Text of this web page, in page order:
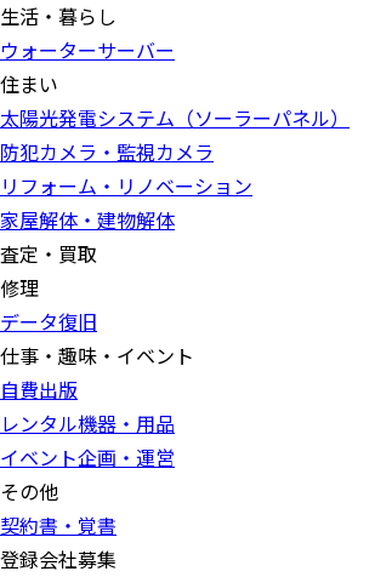
生活・暮らし
ウォーターサーバー
住まい
太陽光発電システム（ソーラーパネル）
防犯カメラ・監視カメラ
リフォーム・リノベーション
家屋解体・建物解体
査定・買取
修理
データ復旧
仕事・趣味・イベント
自費出版
レンタル機器・用品
イベント企画・運営
その他
契約書・覚書
登録会社募集